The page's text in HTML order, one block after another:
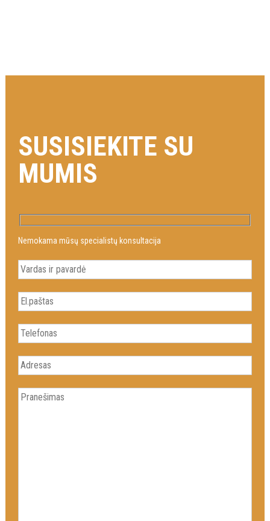
SUSISIEKITE SU
MUMIS
Nemokama mūsų specialistų konsultacija